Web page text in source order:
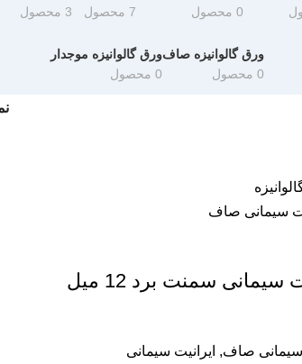
0 محصول
7 محصول
3 محصول
ورق گالوانیزه صاف
0 محصول
ورق گالوانیزه موجدار
0 محصول
سیمانی سمنت برد 12 میل
سیمانی صاف, ایرانیت سیمانی